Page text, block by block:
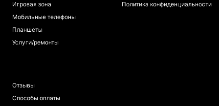
Игровая зона
Мобильные телефоны
Планшеты
Услуги/ремонты
Политика конфиденциальности
Отзывы
Способы оплаты